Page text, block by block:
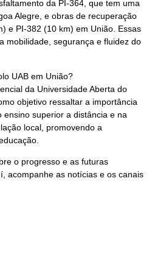
da PI-364, que tem uma
Alegre, e obras de recuperação
e PI-382 (10 km) em União. Essas
mobilidade, segurança e fluidez do
UAB em União?
da Universidade Aberta do
objetivo ressaltar a importância
superior a distância e na
local, promovendo a
o progresso e as futuras
acompanhe as notícias e os canais